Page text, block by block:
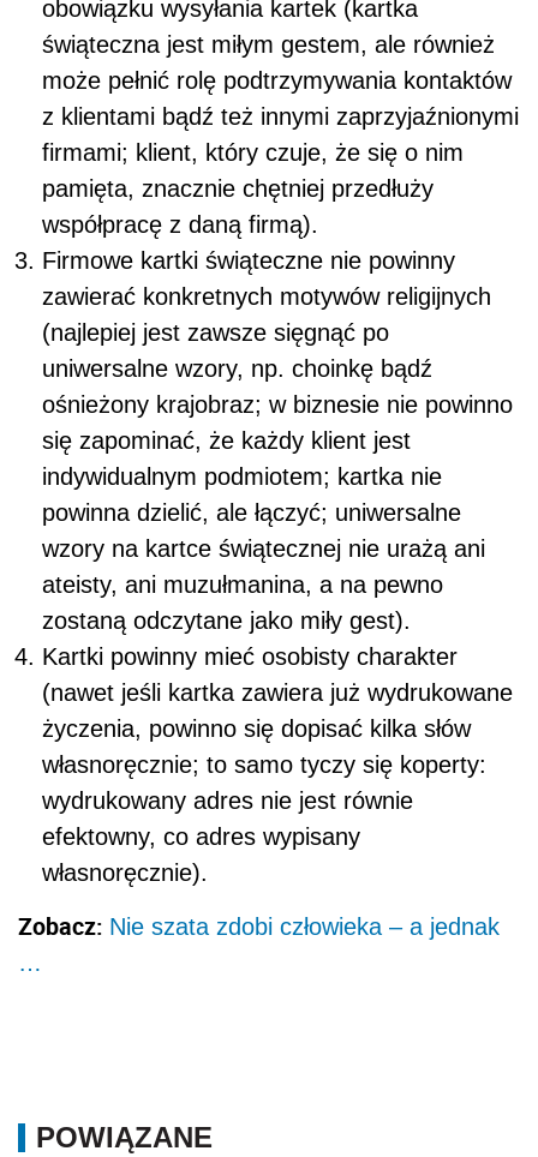
obowiązku wysyłania kartek (kartka
świąteczna jest miłym gestem, ale również
może pełnić rolę podtrzymywania kontaktów
z klientami bądź też innymi zaprzyjaźnionymi
firmami; klient, który czuje, że się o nim
pamięta, znacznie chętniej przedłuży
współpracę z daną firmą).
Firmowe kartki świąteczne nie powinny
zawierać konkretnych motywów religijnych
(najlepiej jest zawsze sięgnąć po
uniwersalne wzory, np. choinkę bądź
ośnieżony krajobraz; w biznesie nie powinno
się zapominać, że każdy klient jest
indywidualnym podmiotem; kartka nie
powinna dzielić, ale łączyć; uniwersalne
wzory na kartce świątecznej nie urażą ani
ateisty, ani muzułmanina, a na pewno
zostaną odczytane jako miły gest).
Kartki powinny mieć osobisty charakter
(nawet jeśli kartka zawiera już wydrukowane
życzenia, powinno się dopisać kilka słów
własnoręcznie; to samo tyczy się koperty:
wydrukowany adres nie jest równie
efektowny, co adres wypisany
własnoręcznie).
Zobacz: Nie szata zdobi człowieka – a jednak
…
POWIĄZANE